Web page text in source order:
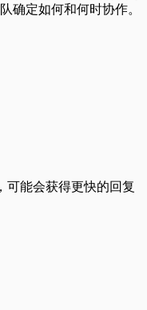
确定如何和何时协作。
，可能会获得更快的回复